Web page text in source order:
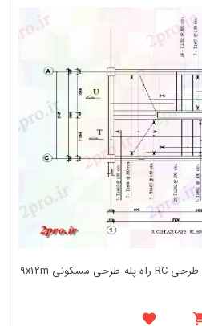
دانلود نقشه جزئیات پله و راه پله طرحی RC راه پله طرحی مسکونی 9x12m